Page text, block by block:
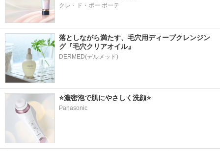
クレ・ド・ポー ボーテ
落としながら満たす、毛穴用ディープクレンジン
グ『毛穴クリアオイル』
⭐️濃密泡で肌にやさしく洗顔⭐️
Panasonic